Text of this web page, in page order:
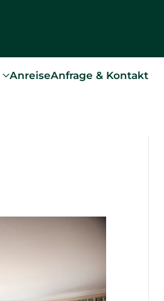
AnreiseAnfrage & Kontakt